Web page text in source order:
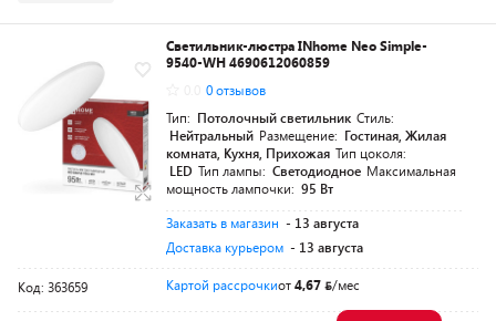
Светильник-люстра INhome Neo Simple-
9540-WH 4690612060859
0 отзывов
Тип: Потолочный светильник Стиль:
Нейтральный Размещение: Гостиная, Жилая
комната, Кухня, Прихожая Тип цоколя:
LED Тип лампы: Светодиодное Максимальная
мощность лампочки: 95 Вт
Заказать в магазин - 13 августа
Доставка курьером - 13 августа
Код: 363659 Картой рассрочкиот4,67 /мес